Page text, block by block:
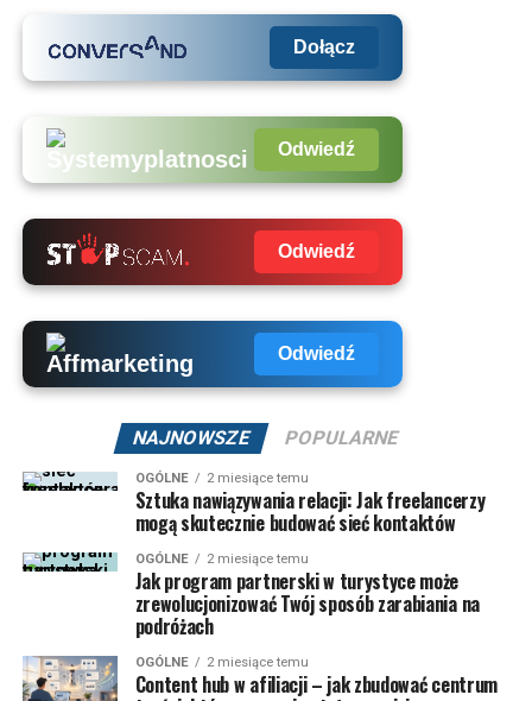
Dołącz
Odwiedź
Odwiedź
Odwiedź
NAJNOWSZE POPULARNE
OGÓLNE 2 miesiące temu
Sztuka nawiązywania relacji: Jak freelancerzy
mogą skutecznie budować sieć kontaktów
OGÓLNE 2 miesiące temu
Jak program partnerski w turystyce może
zrewolucjonizować Twój sposób zarabiania na
podróżach
OGÓLNE 2 miesiące temu
Content hub w afiliacji – jak zbudować centrum